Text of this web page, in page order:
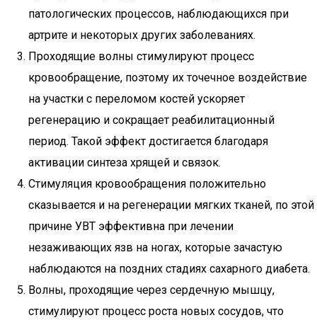
патологических процессов, наблюдающихся при
артрите и некоторых других заболеваниях.
Проходящие волны стимулируют процесс
кровообращение, поэтому их точечное воздействие
на участки с переломом костей ускоряет
регенерацию и сокращает реабилитационный
период. Такой эффект достигается благодаря
активации синтеза хрящей и связок.
Стимуляция кровообращения положительно
сказывается и на регенерации мягких тканей, по этой
причине УВТ эффективна при лечении
незаживающих язв на ногах, которые зачастую
наблюдаются на поздних стадиях сахарного диабета.
Волны, проходящие через сердечную мышцу,
стимулируют процесс роста новых сосудов, что